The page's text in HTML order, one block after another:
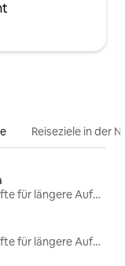
Reiseziele in der
Unterkünfte für längere Aufenthalte
Unterkünfte für längere Aufenthalte